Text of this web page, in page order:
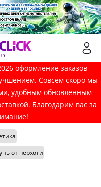
оформление заказов
Совсем скоро мы
удобным обновлённым
Благодарим вас за
от перхоти